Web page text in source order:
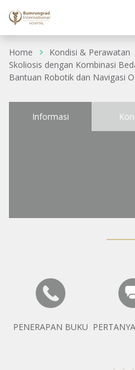
Home Kondisi & Perawatan
Skoliosis dengan Kombinasi
Bantuan Robotik dan Navigasi
Informasi
PENERAPAN BUKU